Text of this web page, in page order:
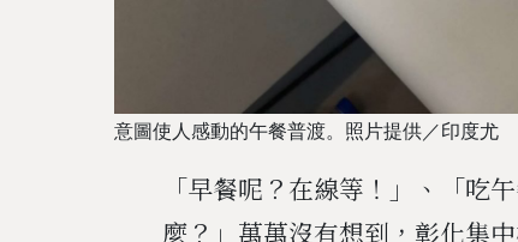
意圖使人感動的午餐普渡。照片提供／印度尤
「早餐呢？在線等！」、「吃
麼？」萬萬沒有想到，彰化集